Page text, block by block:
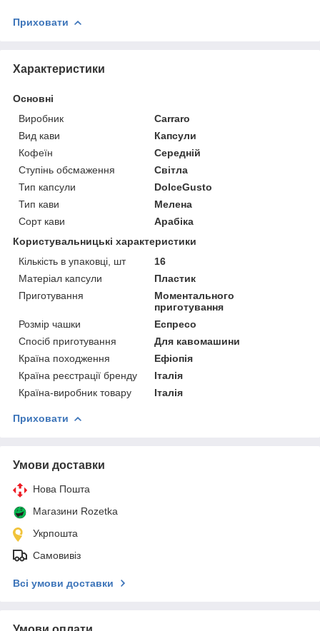
Приховати
Характеристики
Основні
Виробник
Carraro
Вид кави
Капсули
Кофеїн
Середній
Ступінь обсмаження
Світла
Тип капсули
DolceGusto
Тип кави
Мелена
Сорт кави
Арабіка
Користувальницькі характеристики
Кількість в упаковці, шт
16
Матеріал капсули
Пластик
Приготування
Моментального
приготування
Розмір чашки
Еспресо
Спосіб приготування
Для кавомашини
Країна походження
Ефіопія
Країна реєстрації бренду
Італія
Країна-виробник товару
Італія
Приховати
Умови доставки
Нова Пошта
Магазини Rozetka
Укрпошта
Самовивіз
Всі умови доставки